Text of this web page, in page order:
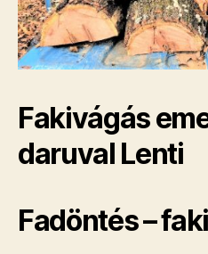
Fakivágás
daruval Lenti
Fadöntés –